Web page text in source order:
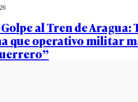
Golpe al Tren de Aragua:
que operativo militar